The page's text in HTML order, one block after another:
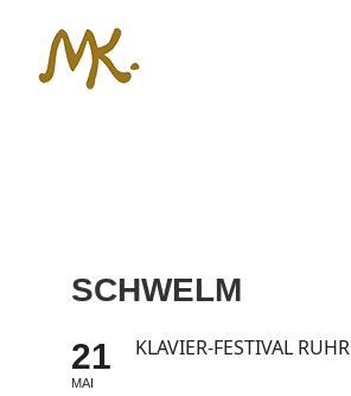
springen
SCHWELM
21
MAI
KLAVIER-FESTIVAL RUHR